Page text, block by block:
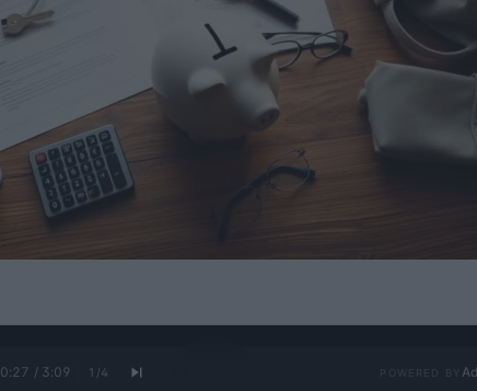
0:28 / 3:09 1 /4 Ad